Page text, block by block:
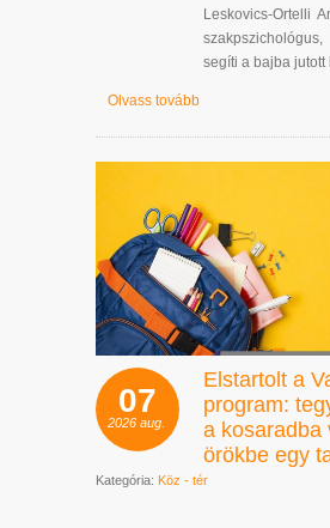
Leskovics-Ortelli
segíti a bajba jutott
Olvass tovább
07
2026 aug.
Elstartolt a
program:
a kosaradba
örökbe egy
Kategória: Köz - tér